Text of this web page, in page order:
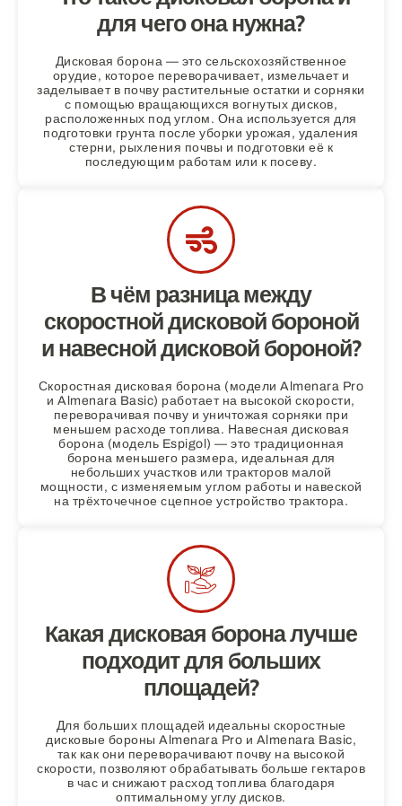
для чего она нужна?
Дисковая борона — это сельскохозяйственное
орудие, которое переворачивает, измельчает и
заделывает в почву растительные остатки и сорняки
с помощью вращающихся вогнутых дисков,
расположенных под углом. Она используется для
подготовки грунта после уборки урожая, удаления
стерни, рыхления почвы и подготовки её к
последующим работам или к посеву.
В чём разница между
скоростной дисковой бороной
и навесной дисковой бороной?
Скоростная дисковая борона (модели Almenara Pro
и Almenara Basic) работает на высокой скорости,
переворачивая почву и уничтожая сорняки при
меньшем расходе топлива. Навесная дисковая
борона (модель Espigol) — это традиционная
борона меньшего размера, идеальная для
небольших участков или тракторов малой
мощности, с изменяемым углом работы и навеской
на трёхточечное сцепное устройство трактора.
Какая дисковая борона лучше
подходит для больших
площадей?
Для больших площадей идеальны скоростные
дисковые бороны Almenara Pro и Almenara Basic,
так как они переворачивают почву на высокой
скорости, позволяют обрабатывать больше гектаров
в час и снижают расход топлива благодаря
оптимальному углу дисков.